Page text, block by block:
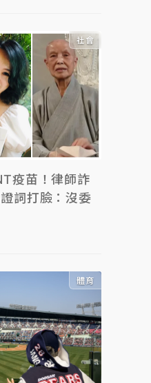
社會
疫苗！律師詐
詞打臉：沒委
體育